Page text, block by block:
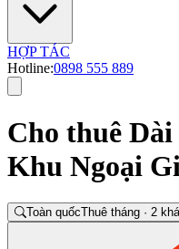
HỢP TÁC
Hotline:0898 555 889
Cho thuê
Khu Ngoại
Toàn quốcThuê tháng · 2